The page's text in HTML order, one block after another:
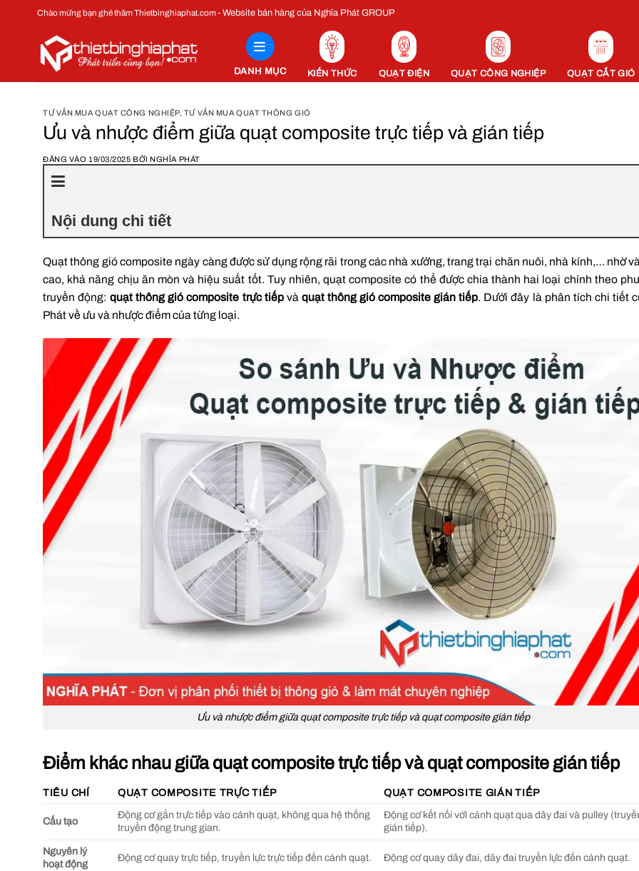
Chào mừng bạn ghé thăm Thietbinghiaphat.com- Website bán hàng của Nghĩa Phát GROUP
DANH MỤC KIẾN THỨC QUẠT ĐIỆN QUẠT CÔNG NGHIỆP QUẠT CẮT GIÓ
TƯ VẤN MUA QUẠT CÔNG NGHIỆP, TƯ VẤN MUA QUẠT THÔNG GIÓ
Ưu và nhược điểm giữa quạt composite trực tiếp và gián tiếp
ĐĂNG VÀO 19/03/2025 BỞI NGHĨA PHÁT
Nội dung chi tiết
Quạt thông gió composite ngày càng được sử dụng rộng rãi trong các nhà xưởng, trang trại chăn nuôi, nhà kính,… nhờ
cao, khả năng chịu ăn mòn và hiệu suất tốt. Tuy nhiên, quạt composite có thể được chia thành hai loại chính theo
truyền động:quạt thông gió composite trực tiếpvà quạt thông gió composite gián tiếp. Dưới đây là phân tích chi tiết
Phát về ưu và nhược điểm của từng loại.
Ưu và nhược điểm giữa quạt composite trực tiếp và quạt composite gián tiếp
Điểm khác nhau giữa quạt composite trực tiếp và quạt composite gián tiếp
TIÊU CHÍ QUẠT COMPOSITE TRỰC TIẾP QUẠT COMPOSITE GIÁN TIẾP
Cấu tạo
Động cơ gắn trực tiếp vào cánh quạt, không qua hệ thống
truyền động trung gian.
Động cơ kết nối với cánh quạt qua dây đai và pulley
gián tiếp).
Nguyên lý
hoạt động
Động cơ quay trực tiếp, truyền lực trực tiếp đến cánh quạt. Động cơ quay dây đai, dây đai truyền lực đến cánh quạt.